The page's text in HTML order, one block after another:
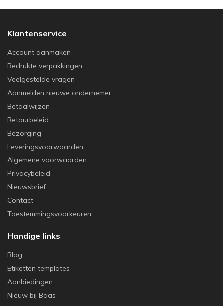
Klantenservice
Account aanmaken
Bedrukte verpakkingen
Veelgestelde vragen
Aanmelden nieuwe ondernemer
Betaalwijzen
Retourbeleid
Bezorging
Leveringsvoorwaarden
Algemene voorwaarden
Privacybeleid
Nieuwsbrief
Contact
Toestemmingsvoorkeuren
Handige links
Blog
Etiketten templates
Aanbiedingen
Nieuw bij Baas